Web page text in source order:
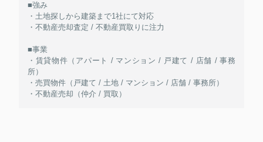
■強み
・土地探しから建築まで1社にて対応
・不動産売却査定 / 不動産買取りに注力
■事業
・賃貸物件（アパート / マンション / 戸建て / 店舗 / 事務
所）
・売買物件（戸建て / 土地 / マンション / 店舗 / 事務所）
・不動産売却（仲介 / 買取）